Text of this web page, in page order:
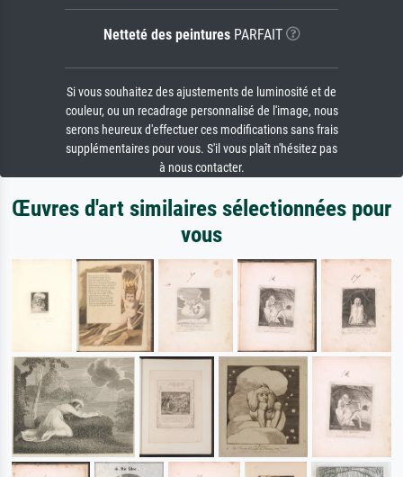
Netteté des peinturesPARFAIT
Si vous souhaitez des ajustements de luminosité et de
couleur, ou un recadrage personnalisé de l'image, nous
serons heureux d'effectuer ces modifications sans frais
supplémentaires pour vous. S'il vous plaît n'hésitez pas
à nous contacter.
Œuvres d'art similaires sélectionnées pour
vous